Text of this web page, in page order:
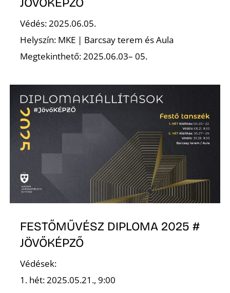
Védés: 2025.06.05.
Helyszín: MKE | Barcsay terem és Aula
Megtekinthető: 2025.06.03– 05.
FESTŐMŰVÉSZ DIPLOMA 2025 #
JÖVŐKÉPZŐ
Védések:
1. hét: 2025.05.21., 9:00